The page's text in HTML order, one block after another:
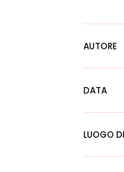
AUTORE
DATA
LUOGO